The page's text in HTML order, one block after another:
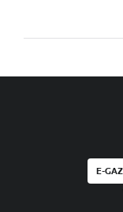
E-